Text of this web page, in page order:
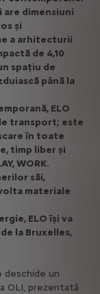
are dimensiuni
și
a arhitecturii
de 4,10
spațiu de
până la
ELO
transport; este
în toate
timp liber și
WORK.
săi,
materiale
ELO își va
la Bruxelles,
deschide un
OLI, prezentată